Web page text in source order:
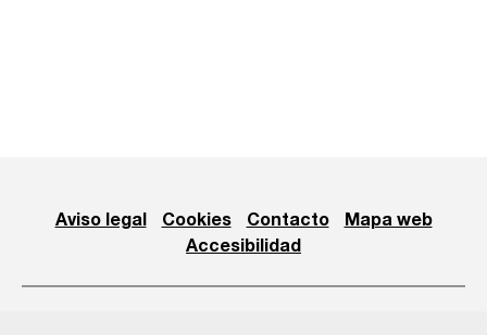
Aviso legal Cookies Contacto
Mapa web
Accesibilidad